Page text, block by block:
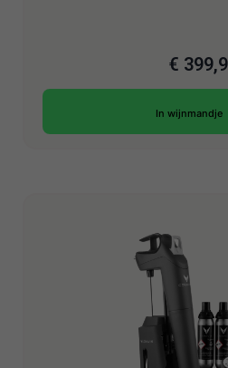
€
In wijnmandje